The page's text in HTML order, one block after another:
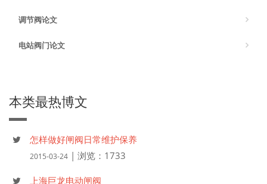
调节阀论文
电站阀门论文
本类最热博文
怎样做好闸阀日常维护保养
2015-03-24 | 浏览：1733
上海巨龙电动闸阀